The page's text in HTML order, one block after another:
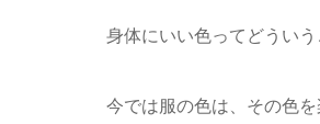
身体にいい色ってどういう
今では服の色は、その色